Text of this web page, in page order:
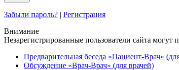
Забыли пароль? | Регистрация
Внимание
Незарегистрированные пользователи сайта
Предварительная беседа «Пациент-Врач»
Обсуждение «Врач-Врач» (для врачей)